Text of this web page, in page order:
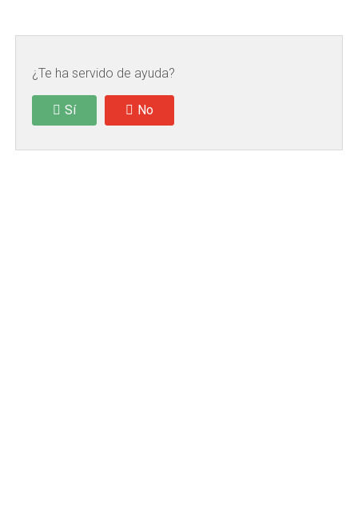
¿Te ha servido de ayuda?
Sí No